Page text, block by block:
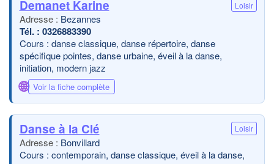
Demanet Karine Loisir
Bezannes
0326883390
Cours : danse classique, danse répertoire, danse
spécifique pointes, danse urbaine, éveil à la danse,
initiation, modern jazz
🌐 Voir la fiche complète
Danse à la Clé Loisir
Bonvillard
Cours : contemporain, danse classique, éveil à la danse,